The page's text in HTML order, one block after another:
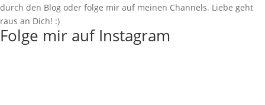
durch den Blog oder folge mir auf meinen Channels. Liebe geht
raus an Dich! :)
Folge mir auf Instagram